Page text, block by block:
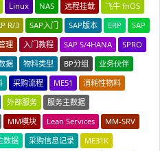
Linux NAS 远程挂载
飞牛 fnOS
R/3 SAP入门 SAP版本 ERP
SAP
理 入门教程 SAP S/4HANA
SPRO
据 物料类型 BP分组
业务伙伴
采购流程 ME51
消耗性物料
外部服务
服务主数据
MM模块 Lean Services
MM-SRV
数据 采购信息记录
ME31K